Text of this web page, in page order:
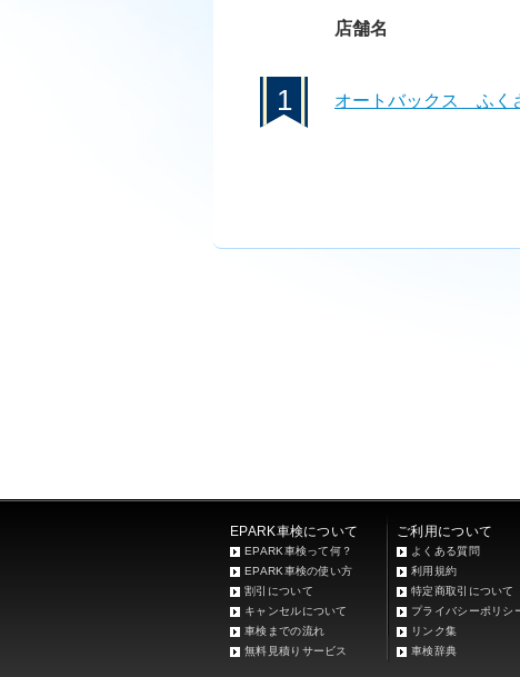
店舗名
1 オートバックス ふく